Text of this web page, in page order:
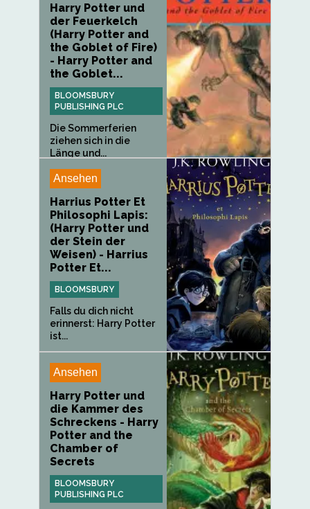
Harry Potter und
der Feuerkelch
(Harry Potter and
the Goblet of Fire)
- Harry Potter and
the Goblet...
BLOOMSBURY
PUBLISHING PLC
Die Sommerferien
ziehen sich in die
Länge und...
Ansehen
Harrius Potter Et
Philosophi Lapis:
(Harry Potter und
der Stein der
Weisen) - Harrius
Potter Et...
BLOOMSBURY
Falls du dich nicht
erinnerst: Harry Potter
ist...
Ansehen
Harry Potter und
die Kammer des
Schreckens - Harry
Potter and the
Chamber of
Secrets
BLOOMSBURY
PUBLISHING PLC